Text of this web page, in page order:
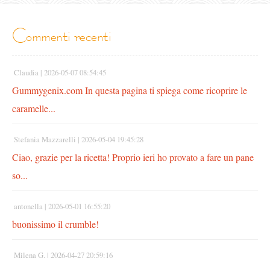
commenti recenti
Claudia | 2026-05-07 08:54:45
Gummygenix.com In questa pagina ti spiega come ricoprire le
caramelle...
Stefania Mazzarelli | 2026-05-04 19:45:28
Ciao, grazie per la ricetta! Proprio ieri ho provato a fare un pane
so...
antonella | 2026-05-01 16:55:20
buonissimo il crumble!
Milena G. | 2026-04-27 20:59:16